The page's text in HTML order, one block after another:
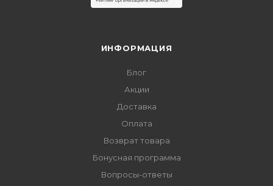
ИНФОРМАЦИЯ
Блог
Акции
Доставка
Оплата
Возврат товара
Бонусная программа
Вопросы-ответы